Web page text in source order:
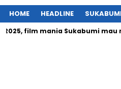
HOME HEADLINE
film mania Sukabumi mau